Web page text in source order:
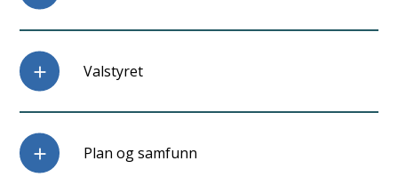
Valstyret
Plan og samfunn